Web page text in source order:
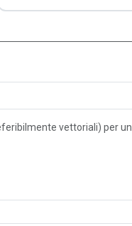
vettoriali) per un